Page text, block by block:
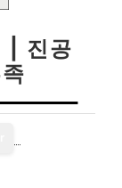
| 진공